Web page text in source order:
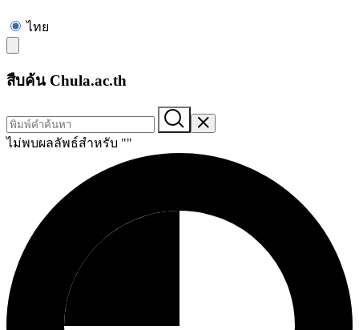
ไทย
สืบค้น Chula.ac.th
ไม่พบผลลัพธ์สำหรับ ""